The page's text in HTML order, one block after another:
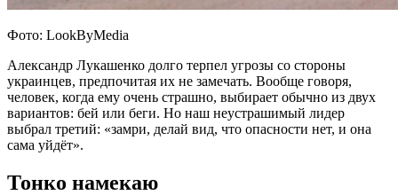
Фото: LookByMedia
Александр Лукашенко долго терпел угрозы со стороны
украинцев, предпочитая их не замечать. Вообще говоря,
человек, когда ему очень страшно, выбирает обычно из двух
вариантов: бей или беги. Но наш неустрашимый лидер
выбрал третий: «замри, делай вид, что опасности нет, и она
сама уйдёт».
Тонко намекаю